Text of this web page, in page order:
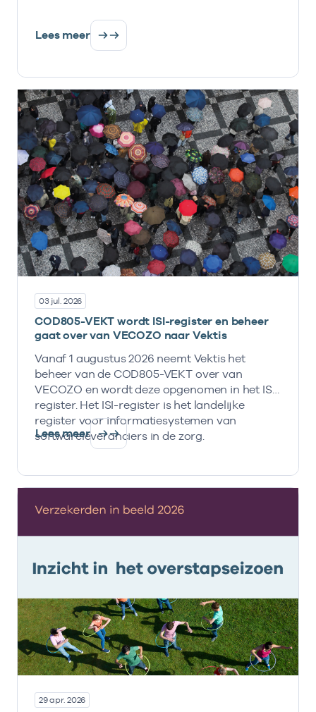
Lees meer
03 jul. 2026
COD805-VEKT wordt ISI-register en beheer
gaat over van VECOZO naar Vektis
Vanaf 1 augustus 2026 neemt Vektis het
beheer van de COD805-VEKT over van
VECOZO en wordt deze opgenomen in het ISI-
register. Het ISI-register is het landelijke
register voor informatiesystemen van
softwareleveranciers in de zorg.
Lees meer
29 apr. 2026